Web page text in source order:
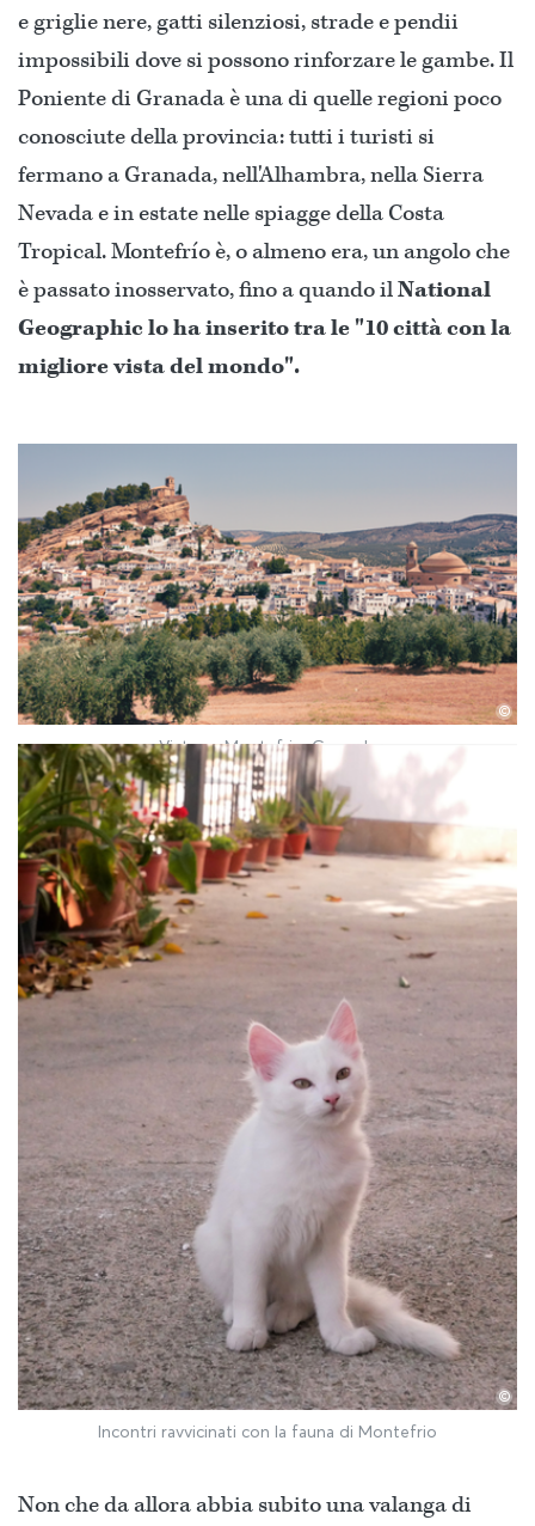
e griglie nere, gatti silenziosi, strade e pendii
impossibili dove si possono rinforzare le gambe. Il
Poniente di Granada è una di quelle regioni poco
conosciute della provincia: tutti i turisti si
fermano a Granada, nell'Alhambra, nella Sierra
Nevada e in estate nelle spiagge della Costa
Tropical. Montefrío è, o almeno era, un angolo che
è passato inosservato, fino a quando ilNational
Geographic lo ha inserito tra le "10 città con la
migliore vista del mondo".
©
Vista su Montefrio, Granada
©
Incontri ravvicinati con la fauna di Montefrio
Non che da allora abbia subito una valanga di